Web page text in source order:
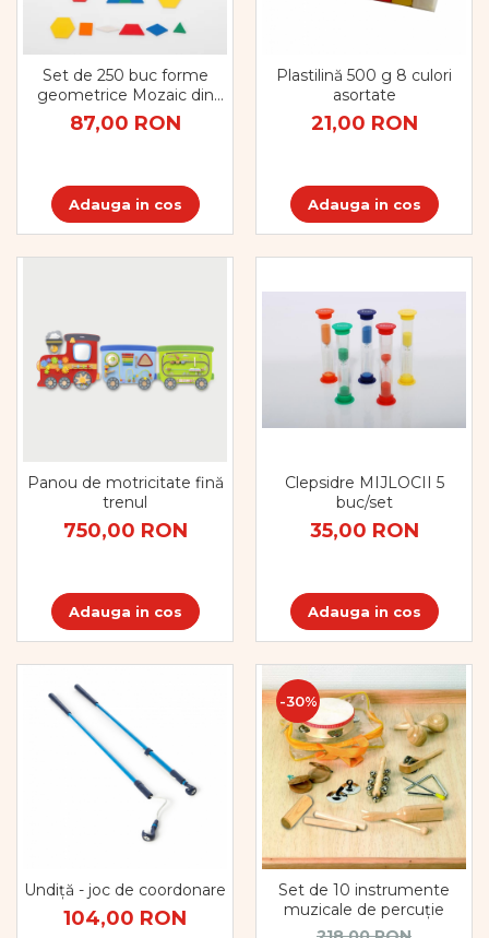
Biciclete si Triciclete
Accesorii
Biciclete VIKING
Diverse
Triciclete
Oferte pentru Camere Senzoriale
Creativitate si indemanare
Cuburi și cărămizi
Dezvoltare cognitiva
Jocuri matematice
Dezvoltare proprioceptiva
Dezvoltare vestibulara
Echilibru
Jucarii de echilibru
Mingi terapeutice
Module din burete
Motricitate fina
Motricitate grosiera
Recunoasterea formelor
Wellness
Diverse jucarii educative
Set de 250 buc forme
geometrice Mozaic din
plastic
87,00 RON
Adauga in cos
Plastilină 500 g 8 culori
asortate
21,00 RON
Adauga in cos
Panou de motricitate fină
trenul
750,00 RON
Adauga in cos
Clepsidre MIJLOCII 5
buc/set
35,00 RON
Adauga in cos
Undiță - joc de coordonare
104,00 RON
-30%
Set de 10 instrumente
muzicale de percuție